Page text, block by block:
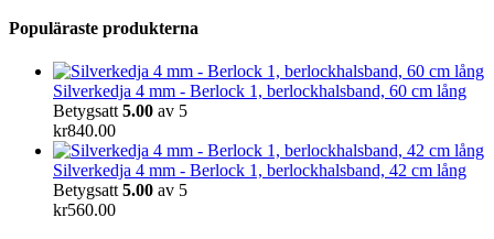
Populäraste produkterna
Silverkedja 4 mm - Berlock 1, berlockhalsband, 60 cm lång
Betygsatt 5.00 av 5
kr840.00
Silverkedja 4 mm - Berlock 1, berlockhalsband, 42 cm lång
Betygsatt 5.00 av 5
kr560.00